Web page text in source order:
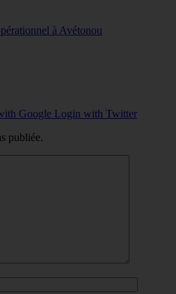
à Avétonou
Google Login with Twitter
publiée.